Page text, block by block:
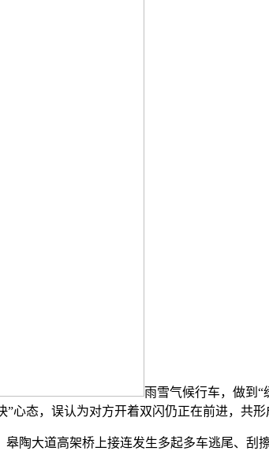
雨雪气候行车，做到
心态，误认为对方开着双闪仍正在前进，共
大道高架桥上接连发生多起多车逃尾、刮